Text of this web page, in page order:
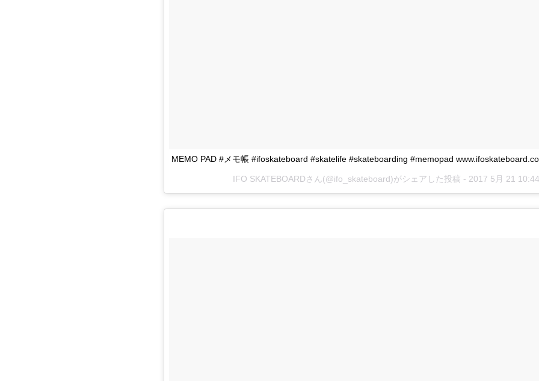
MEMO PAD #メモ帳 #ifoskateboard #skatelife #skateboarding #memopad
IFO SKATEBOARDさん(@ifo_skateboard)がシェアした投稿 - 2017 5月 21